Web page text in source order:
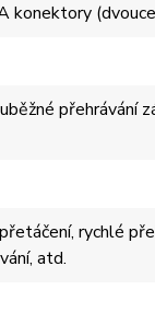
konektory
přehrávání
rychlé
atd.